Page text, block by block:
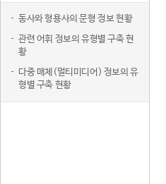
동사와 형용사의 문형 정보 현황
관련 어휘 정보의 유형별 구축 현
황
다중 매체(멀티미디어) 정보의 유
형별 구축 현황